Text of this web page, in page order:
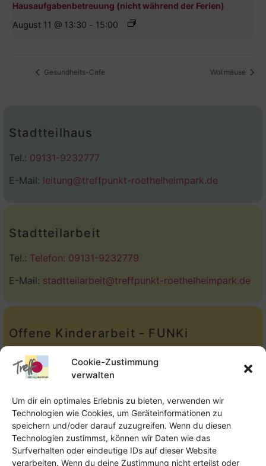
Cookie-Zustimmung
verwalten
Um dir ein optimales Erlebnis zu bieten, verwenden wir
Technologien wie Cookies, um Geräteinformationen zu
speichern und/oder darauf zuzugreifen. Wenn du diesen
Technologien zustimmst, können wir Daten wie das
Surfverhalten oder eindeutige IDs auf dieser Website
verarbeiten. Wenn du deine Zustimmung nicht erteilst oder
Hausaufgabenbetreuung (nicht während der Ferien)
August 11 @ 13:30 - 15:00
Gesundheits-Cafe Wollmäuse
Stadtteilhaus
Tel.: 09131-9232777
E-Mail: leitung@treffpunkt-roethelheimpark.de
Stadtteilarbeit
Tel.: Telefon: 09131-9232779
E-Mail: stadtteilarbeit@treffpunkt-roethelheimpark.de
Offene Kinderarbeit - FUNKi
Tel.:Telefon: 09131-610749
E-Mail:oka@treffpunkt-roethelheimpark.de
Offene Jugendarbeit - Easthouse
Tel: 09131–302259